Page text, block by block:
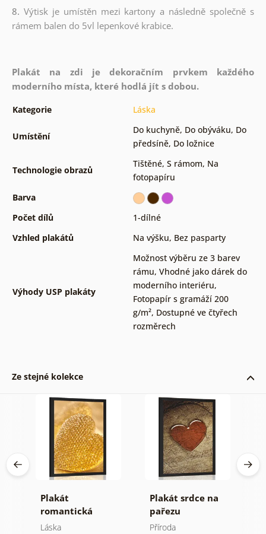
8. Výtisk je umístěn mezi kartony a následně společně s
rámem balen do 5vl lepenkové krabice.
Plakát na zdi je dekoračním prvkem každého
moderního místa, které hodlá jít s dobou.
Kategorie Láska
Umístění
Do kuchyně, Do obýváku, Do
předsíně, Do ložnice
Technologie obrazů
Tištěné, S rámom, Na
fotopapíru
Barva
Počet dílů
1-dílné
Vzhled plakátů
Na výšku, Bez pasparty
Výhody USP plakáty
Možnost výběru ze 3 barev
rámu, Vhodné jako dárek do
moderního interiéru,
Fotopapír s gramáží 200
g/m², Dostupné ve čtyřech
rozměrech
Ze stejné kolekce
Plakát
romantická
srdíčka
Láska
Plakát srdce na
pařezu
Příroda